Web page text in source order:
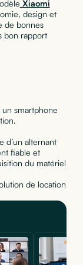
Xiaomi
design et
de bonnes
bon rapport
smartphone
d’un alternant
fiable et
du matériel
de location